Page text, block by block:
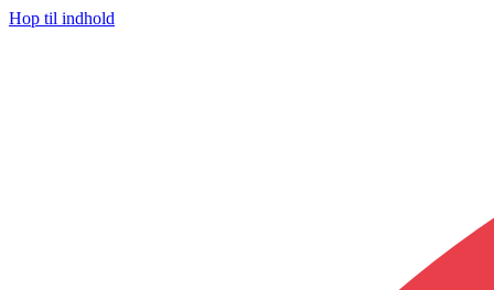
Hop til indhold